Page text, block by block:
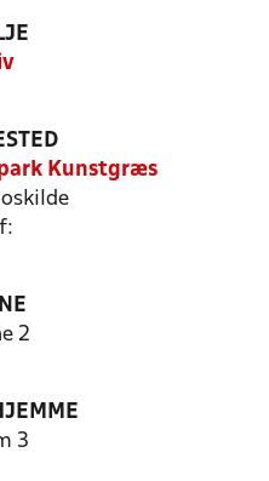
Kunstgræs
2
3